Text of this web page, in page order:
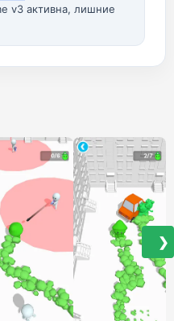
v3 активна, лишние
❯